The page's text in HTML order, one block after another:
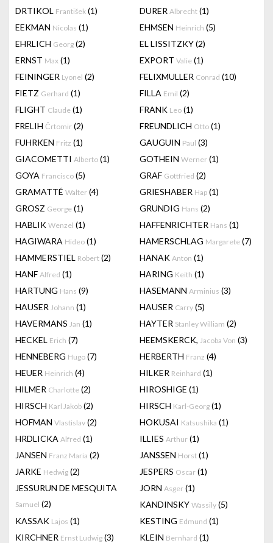
DRTIKOL František (1) DURER Albrecht (1)
EEKMAN Nicolas (1) EHMSEN Heinrich (5)
EHRLICH Georg (2) EL LISSITZKY(2)
ERNST Max (1) EXPORT Valie (1)
FEININGER Lyonel (2) FELIXMULLER Conrad (10)
FIETZ Gerhard (1) FILLA Emil (2)
FLIGHT Claude (1) FRANK Leo (1)
FRELIH Črtomir (2) FREUNDLICH Otto (1)
FUHRKEN Fritz (1) GAUGUIN Paul (3)
GIACOMETTI Alberto (1) GOTHEIN Werner (1)
GOYA Francisco (5) GRAF Gottfried (2)
GRAMATTÉ Walter (4) GRIESHABER Hap (1)
GROSZ George (1) GRUNDIG Hans (2)
HABLIK Wenzel (1) HAFFENRICHTER Hans (1)
HAGIWARA Hideo (1) HAMERSCHLAG Margarete (7)
HAMMERSTIEL Robert (2) HANAK Anton (1)
HANF Alfred (1) HARING Keith (1)
HARTUNG Hans (9) HASEMANN Arminius (3)
HAUSER Johann (1) HAUSER Carry (5)
HAVERMANS Jan (1) HAYTER Stanley William (2)
HECKEL Erich (7) HEEMSKERCK, Jacoba Von (3)
HENNEBERG Hugo (7) HERBERTH Franz (4)
HEUER Heinrich (4) HILKER Reinhard (1)
HILMER Charlotte (2) HIROSHIGE (1)
HIRSCH Karl Jakob (2) HIRSCH Karl-Georg (1)
HOFMAN Vlastislav (2) HOKUSAI Katsushika (1)
HRDLICKA Alfred (1) ILLIES Arthur (1)
JANSEN Franz Maria (2) JANSSEN Horst (1)
JARKE Hedwig (2) JESPERS Oscar (1)
JESSURUN DE MESQUITA
Samuel (2)
JORN Asger (1)
KANDINSKY Wassily (5)
KASSAK Lajos (1) KESTING Edmund (1)
KIRCHNER Ernst Ludwig (3) KLEIN Bernhard (1)